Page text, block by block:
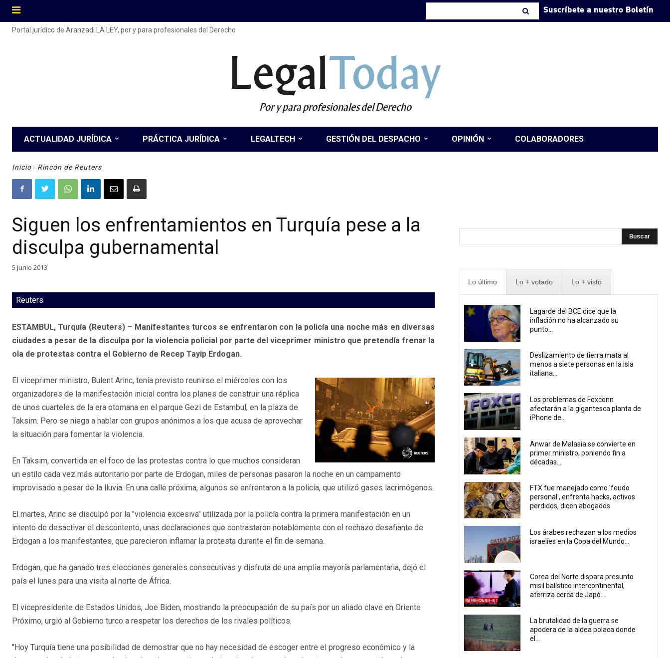
Suscríbete a nuestro Boletín
Portal jurídico de Aranzadi LA LEY, por y para profesionales del Derecho
LegalToday
Por y para profesionales del Derecho
ACTUALIDAD JURÍDICA PRÁCTICA JURÍDICA LEGALTECH GESTIÓN DEL DESPACHO OPINIÓN COLABORADORES
Inicio Rincón de Reuters
Siguen los enfrentamientos en Turquía pese a la
disculpa gubernamental
5 junio 2013
Reuters
ESTAMBUL, Turquía (Reuters) – Manifestantes turcos se enfrentaron con la policía una noche más en diversas
ciudades a pesar de la disculpa por la violencia policial por parte del viceprimer ministro que pretendía frenar la
ola de protestas contra el Gobierno de Recep Tayip Erdogan.
El viceprimer ministro, Bulent Arinc, tenía previsto reunirse el miércoles con los
organizadores de la manifestación inicial contra los planes de construir una réplica
de unos cuarteles de la era otomana en el parque Gezi de Estambul, en la plaza de
Taksim. Pero se niega a hablar con grupos anónimos a los que acusa de aprovechar
la situación para fomentar la violencia.
En Taksim, convertida en el foco de las protestas contra lo que muchos consideran
un estilo cada vez más autoritario por parte de Erdogan, miles de personas pasaron la noche en un campamento
improvisado a pesar de la lluvia. En una calle próxima, algunos se enfrentaron a la policía, que utilizó gases lacrimógenos.
El martes, Arinc se disculpó por la "violencia excesiva" utilizada por la policía contra la primera manifestación en un
intento de desactivar el descontento, unas declaraciones que contrastaron notablemente con el rechazo desafiante de
Erdogan a los manifestantes, que parecieron inflamar la protesta durante el fin de semana.
Erdogan, que ha ganado tres elecciones generales consecutivas y disfruta de una amplia mayoría parlamentaria, dejó el
país el lunes para una visita al norte de África.
El vicepresidente de Estados Unidos, Joe Biden, mostrando la preocupación de su país por un aliado clave en Oriente
Próximo, urgió al Gobierno turco a respetar los derechos de los rivales políticos.
"Hoy Turquía tiene una posibilidad de demostrar que no hay necesidad de escoger entre el progreso económico y la
Buscar
Lo último Lo + votado Lo + visto
Lagarde del BCE dice que la
inflación no ha alcanzado su
punto...
Deslizamiento de tierra mata al
menos a siete personas en la isla
italiana...
Los problemas de Foxconn
afectarán a la gigantesca planta de
iPhone de...
Anwar de Malasia se convierte en
primer ministro, poniendo fin a
décadas...
FTX fue manejado como 'feudo
personal', enfrenta hacks, activos
perdidos, dicen abogados
Los árabes rechazan a los medios
israelíes en la Copa del Mundo...
Corea del Norte dispara presunto
misil balístico intercontinental,
aterriza cerca de Japó...
La brutalidad de la guerra se
apodera de la aldea polaca donde
el...